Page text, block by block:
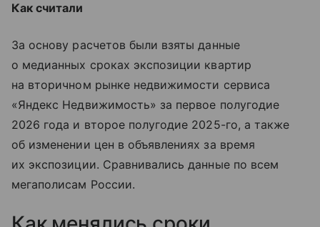
Как считали
За основу расчетов были взяты данные
о медианных сроках экспозиции квартир
на вторичном рынке недвижимости сервиса
«Яндекс Недвижимость» за первое полугодие
2026 года и второе полугодие 2025-го, а также
об изменении цен в объявлениях за время
их экспозиции. Сравнивались данные по всем
мегаполисам России.